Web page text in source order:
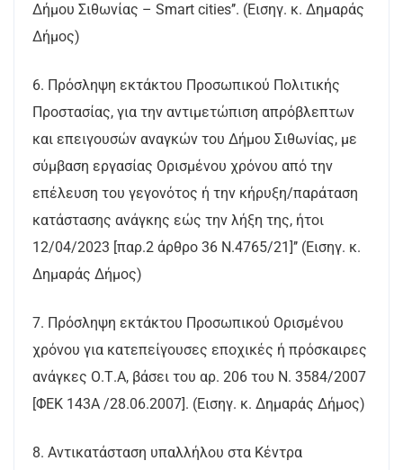
Δήμου Σιθωνίας – Smart cities’’. (Εισηγ. κ. Δημαράς
Δήμος)
6. Πρόσληψη εκτάκτου Προσωπικού Πολιτικής
Προστασίας, για την αντιμετώπιση απρόβλεπτων
και επειγουσών αναγκών του Δήμου Σιθωνίας, με
σύμβαση εργασίας Ορισμένου χρόνου από την
επέλευση του γεγονότος ή την κήρυξη/παράταση
κατάστασης ανάγκης εώς την λήξη της, ήτοι
12/04/2023 [παρ.2 άρθρο 36 Ν.4765/21]’’ (Εισηγ. κ.
Δημαράς Δήμος)
7. Πρόσληψη εκτάκτου Προσωπικού Ορισμένου
χρόνου για κατεπείγουσες εποχικές ή πρόσκαιρες
ανάγκες Ο.Τ.Α, βάσει του αρ. 206 του Ν. 3584/2007
[ΦΕΚ 143Α /28.06.2007]. (Εισηγ. κ. Δημαράς Δήμος)
8. Αντικατάσταση υπαλλήλου στα Κέντρα